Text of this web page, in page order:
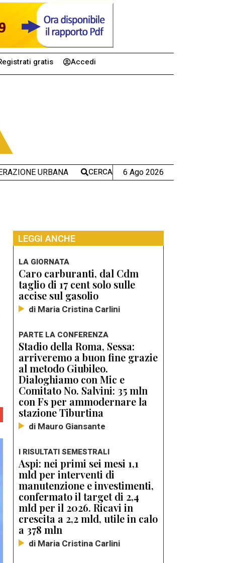
gratis Accedi
URBANA CERCA 6 Ago 2026
LEGGI ANCHE
LA GIORNATA
Caro carburanti, dal Cdm
taglio di 17 cent solo sulle
accise sul gasolio
di Maria Cristina Carlini
PARTE LA CONFERENZA
Stadio della Roma, Sessa:
arriveremo a buon fine grazie
al metodo Giubileo.
Dialoghiamo con Mic e
Comitato No. Salvini: 35 mln
con Fs per ammodernare la
stazione Tiburtina
di Mauro Giansante
I RISULTATI SEMESTRALI
Aspi: nei primi sei mesi 1,1
mld per interventi di
manutenzione e investimenti,
confermato il target di 2,4
mld per il 2026. Ricavi in
crescita a 2,2 mld, utile in calo
a 378 mln
di Maria Cristina Carlini